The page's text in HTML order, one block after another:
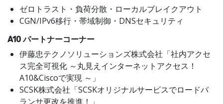
ゼロトラスト・負荷分散・ローカルブレイクアウト
CGN/IPv6移行・帯域制御・DNSセキュリティ
A10 パートナーコーナー
伊藤忠テクノソリューションズ株式会社「社内アクセ
ス完全可視化 ～丸見えインターネットアクセス！
A10&Ciscoで実現 ～」
SCSK株式会社「SCSKオリジナルサービスでロードバ
ランサ更改を推進！」